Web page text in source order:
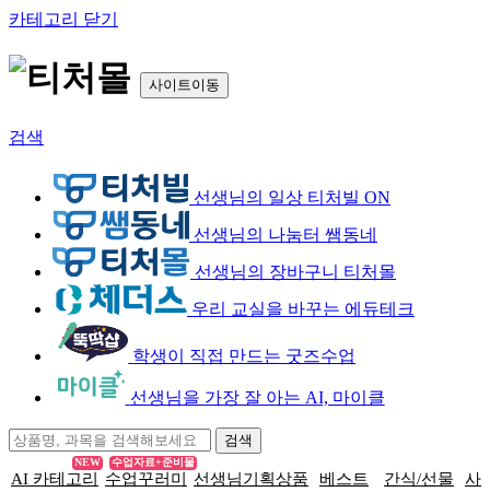
카테고리 닫기
사이트이동
검색
선생님의 일상 티처빌 ON
선생님의 나눔터 쌤동네
선생님의 장바구니 티처몰
우리 교실을 바꾸는 에듀테크
학생이 직접 만드는 굿즈수업
선생님을 가장 잘 아는 AI, 마이클
AI 카테고리
NEW
수업꾸러미
수업자료+준비물
선생님기획상품 베스트 간식/선물 사